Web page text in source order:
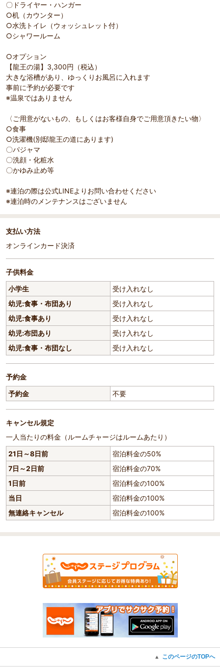
〇ドライヤー・ハンガー
○机（カウンター）
○水洗トイレ（ウォッシュレット付）
○シャワールーム
○オプション
【龍王の湯】3,300円（税込）
大きな浴槽があり、ゆっくりお風呂に入れます
事前に予約が必要です
※温泉ではありません
〈ご用意がないもの、もしくはお客様自身でご用意頂きたい物〉
○食事
○洗濯機(別邸龍王の道にあります)
〇パジャマ
〇洗顔・化粧水
〇かゆみ止め等
※連泊の際は公式LINEよりお問い合わせください
※連泊時のメンテナンスはございません
支払い方法
オンラインカード決済
子供料金
小学生
受け入れなし
幼児:食事・布団あり
受け入れなし
幼児:食事あり
受け入れなし
幼児:布団あり
受け入れなし
幼児:食事・布団なし
受け入れなし
予約金
予約金
不要
キャンセル規定
一人当たりの料金（ルームチャージはルームあたり）
21日～8日前
宿泊料金の50%
7日～2日前
宿泊料金の70%
1日前
宿泊料金の100%
当日
宿泊料金の100%
無連絡キャンセル
宿泊料金の100%
▲ このページのTOPへ